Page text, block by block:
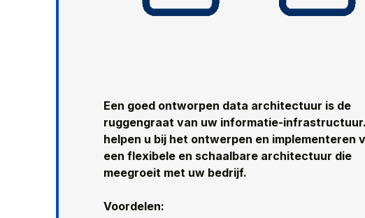
Een goed ontworpen data architectuur is de
ruggengraat van uw informatie-
helpen u bij het ontwerpen en implementeren
een flexibele en schaalbare architectuur die
meegroeit met uw bedrijf.
Voordelen: